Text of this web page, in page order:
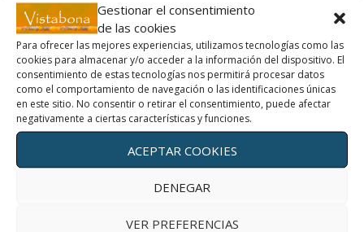
Gestionar el consentimiento
de las cookies
Para ofrecer las mejores experiencias, utilizamos tecnologías como las
cookies para almacenar y/o acceder a la información del dispositivo. El
consentimiento de estas tecnologías nos permitirá procesar datos
como el comportamiento de navegación o las identificaciones únicas
en este sitio. No consentir o retirar el consentimiento, puede afectar
negativamente a ciertas características y funciones.
ACEPTAR COOKIES
DENEGAR
VER PREFERENCIAS
Ni esta web ni sus representantes legales se hacen
responsables ni del contenido ni de la veracidad de las
políticas de privacidad que puedan tener los terceros
mencionados en esta política decookies.
Los navegadores web son las herramientas encargadas
de almacenar lascookiesy desde este lugar debe
efectuar su derecho a eliminación o desactivación de las
mismas. Ni esta web ni sus representantes legales
por parte de los mencionados